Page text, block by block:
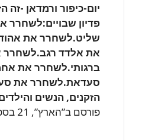
יום-כיפור ורמדאן -זה
פדיון שבויים:לשחרר
שליט.לשחרר את
את אלדד רגב.לשחרר
ברגותי.לשחרר את
סעדאת.לשחרר את
הזקנים, הנשים
פורסם ב”הארץ”, 21 בספטמבר, 2007